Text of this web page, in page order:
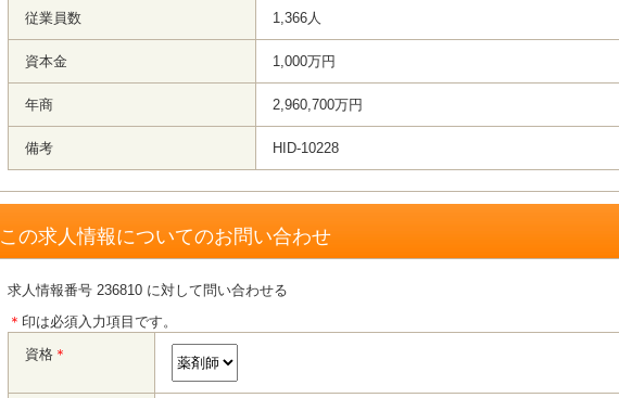
従業員数 1,366人
資本金 1,000万円
年商 2,960,700万円
備考 HID-10228
この求人情報についてのお問い合わせ
求人情報番号 236810 に対して問い合わせる
＊ 印は必須入力項目です。
資格＊